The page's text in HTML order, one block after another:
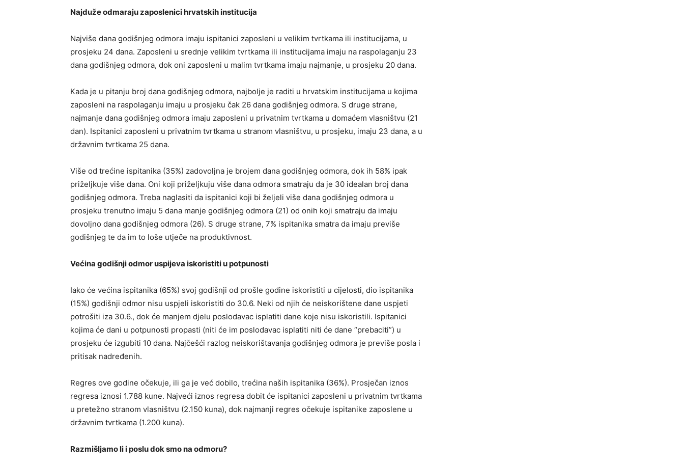
Najduže odmaraju zaposlenici hrvatskih institucija
Najviše dana godišnjeg odmora imaju ispitanici zaposleni u velikim tvrtkama ili institucijama, u
prosjeku 24 dana. Zaposleni u srednje velikim tvrtkama ili institucijama imaju na raspolaganju 23
dana godišnjeg odmora, dok oni zaposleni u malim tvrtkama imaju najmanje, u prosjeku 20 dana.
Kada je u pitanju broj dana godišnjeg odmora, najbolje je raditi u hrvatskim institucijama u kojima
zaposleni na raspolaganju imaju u prosjeku čak 26 dana godišnjeg odmora. S druge strane,
najmanje dana godišnjeg odmora imaju zaposleni u privatnim tvrtkama u domaćem vlasništvu (21
dan). Ispitanici zaposleni u privatnim tvrtkama u stranom vlasništvu, u prosjeku, imaju 23 dana, a u
državnim tvrtkama 25 dana.
Više od trećine ispitanika (35%) zadovoljna je brojem dana godišnjeg odmora, dok ih 58% ipak
priželjkuje više dana. Oni koji priželjkuju više dana odmora smatraju da je 30 idealan broj dana
godišnjeg odmora. Treba naglasiti da ispitanici koji bi željeli više dana godišnjeg odmora u
prosjeku trenutno imaju 5 dana manje godišnjeg odmora (21) od onih koji smatraju da imaju
dovoljno dana godišnjeg odmora (26). S druge strane, 7% ispitanika smatra da imaju previše
godišnjeg te da im to loše utječe na produktivnost.
Većina godišnji odmor uspijeva iskoristiti u potpunosti
Iako će većina ispitanika (65%) svoj godišnji od prošle godine iskoristiti u cijelosti, dio ispitanika
(15%) godišnji odmor nisu uspjeli iskoristiti do 30.6. Neki od njih će neiskorištene dane uspjeti
potrošiti iza 30.6., dok će manjem djelu poslodavac isplatiti dane koje nisu iskoristili. Ispitanici
kojima će dani u potpunosti propasti (niti će im poslodavac isplatiti niti će dane “prebaciti”) u
prosjeku će izgubiti 10 dana. Najčešći razlog neiskorištavanja godišnjeg odmora je previše posla i
pritisak nadređenih.
Regres ove godine očekuje, ili ga je već dobilo, trećina naših ispitanika (36%). Prosječan iznos
regresa iznosi 1.788 kune. Najveći iznos regresa dobit će ispitanici zaposleni u privatnim tvrtkama
u pretežno stranom vlasništvu (2.150 kuna), dok najmanji regres očekuje ispitanike zaposlene u
državnim tvrtkama (1.200 kuna).
Razmišljamo li i poslu dok smo na odmoru?